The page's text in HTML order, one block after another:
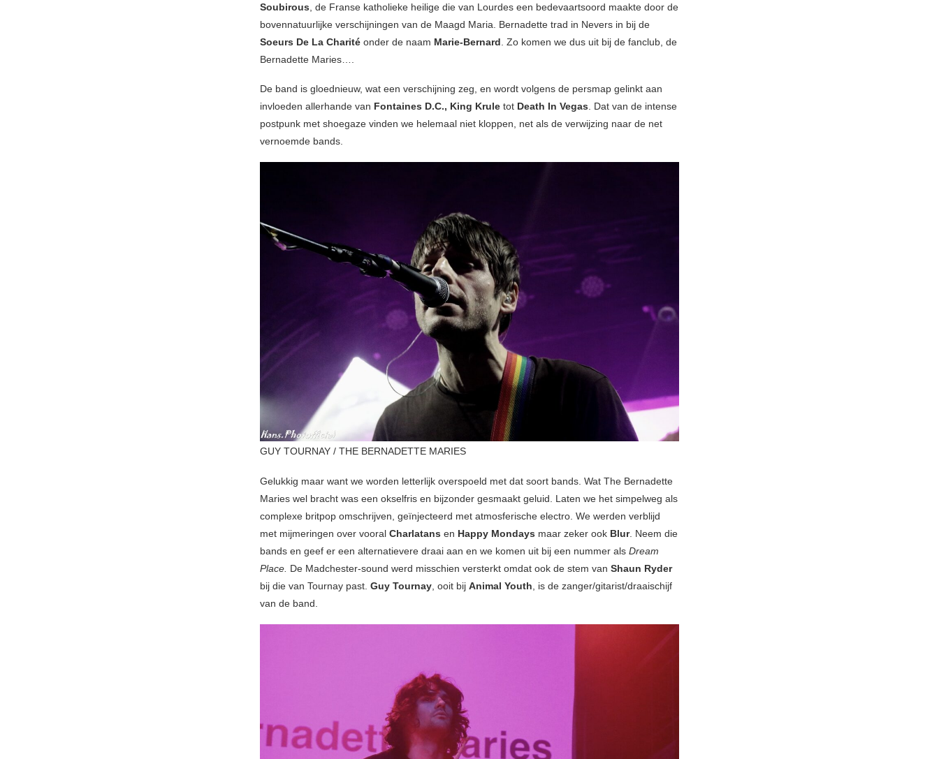
Soubirous , de Franse katholieke heilige die van Lourdes een bedevaartsoord maakte door de
bovennatuurlijke verschijningen van de Maagd Maria. Bernadette trad in Nevers in bij de
Soeurs De La Charité onder de naam Marie-Bernard . Zo komen we dus uit bij de fanclub, de
Bernadette Maries….
De band is gloednieuw, wat een verschijning zeg, en wordt volgens de persmap gelinkt aan
invloeden allerhande van Fontaines D.C., King Krule tot Death In Vegas . Dat van de intense
postpunk met shoegaze vinden we helemaal niet kloppen, net als de verwijzing naar de net
vernoemde bands.
GUY TOURNAY / THE BERNADETTE MARIES
Gelukkig maar want we worden letterlijk overspoeld met dat soort bands. Wat The Bernadette
Maries wel bracht was een okselfris en bijzonder gesmaakt geluid. Laten we het simpelweg als
complexe britpop omschrijven, geïnjecteerd met atmosferische electro. We werden verblijd
met mijmeringen over vooral Charlatans en Happy Mondays maar zeker ook Blur. Neem die
bands en geef er een alternatievere draai aan en we komen uit bij een nummer als Dream
Place. De Madchester-sound werd misschien versterkt omdat ook de stem van Shaun Ryder
bij die van Tournay past. Guy Tournay , ooit bij Animal Youth , is de zanger/gitarist/draaischijf
van de band.